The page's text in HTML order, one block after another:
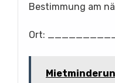
Bestimmung am
Ort: